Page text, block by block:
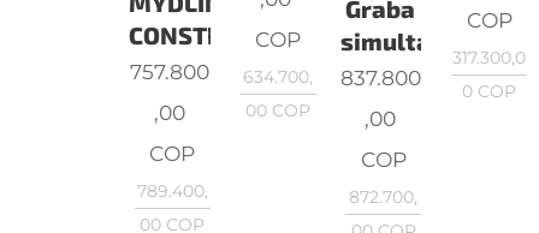
CONSTRUIDA
757.800
,00
COP
789.400,
00 COP
COP
634.700,
00 COP
Graba
simultánea
837.800
,00
COP
872.700,
COP
317.300,0
0 COP